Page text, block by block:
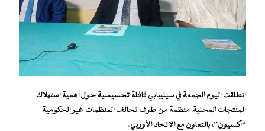
انطلقت اليوم الجمعة في سيليبابي قافلة تحسيسية حول أهمية استهلاك
المنتجات المحلية، منظمة من طرف تحالف المنظمات غير الحكومية
“آكسيون”، بالتعاون مع الاتحاد الأوربي.